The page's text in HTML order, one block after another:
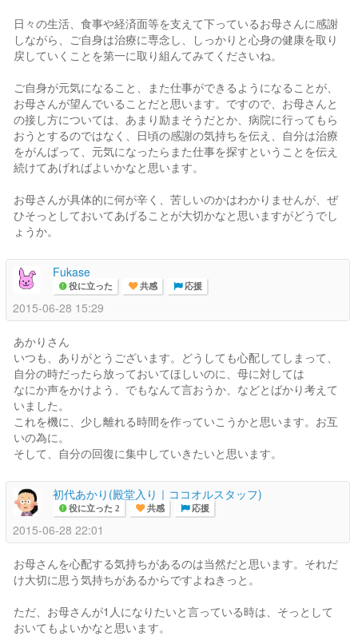
日々の生活、食事や経済面等を支えて下っているお母さんに感謝
しながら、ご自身は治療に専念し、しっかりと心身の健康を取り
戻していくことを第一に取り組んてみてくださいね。
ご自身が元気になること、また仕事ができるようになることが、
お母さんが望んでいることだと思います。ですので、お母さんと
の接し方については、あまり励まそうだとか、病院に行ってもら
おうとするのではなく、日頃の感謝の気持ちを伝え、自分は治療
をがんばって、元気になったらまた仕事を探すということを伝え
続けてあげればよいかなと思います。
お母さんが具体的に何が辛く、苦しいのかはわかりませんが、ぜ
ひそっとしておいてあげることが大切かなと思いますがどうでし
ょうか。
Fukase
役に立った 共感 応援
2015-06-28 15:29
あかりさん
いつも、ありがとうございます。どうしても心配してしまって、
自分の時だったら放っておいてほしいのに、母に対しては
なにか声をかけよう、でもなんて言おうか、などとばかり考えて
いました。
これを機に、少し離れる時間を作っていこうかと思います。お互
いの為に。
そして、自分の回復に集中していきたいと思います。
初代あかり(殿堂入り｜ココオルスタッフ)
役に立った 2 共感 応援
2015-06-28 22:01
お母さんを心配する気持ちがあるのは当然だと思います。それだ
け大切に思う気持ちがあるからですよねきっと。
ただ、お母さんが1人になりたいと言っている時は、そっとして
おいてもよいかなと思います。